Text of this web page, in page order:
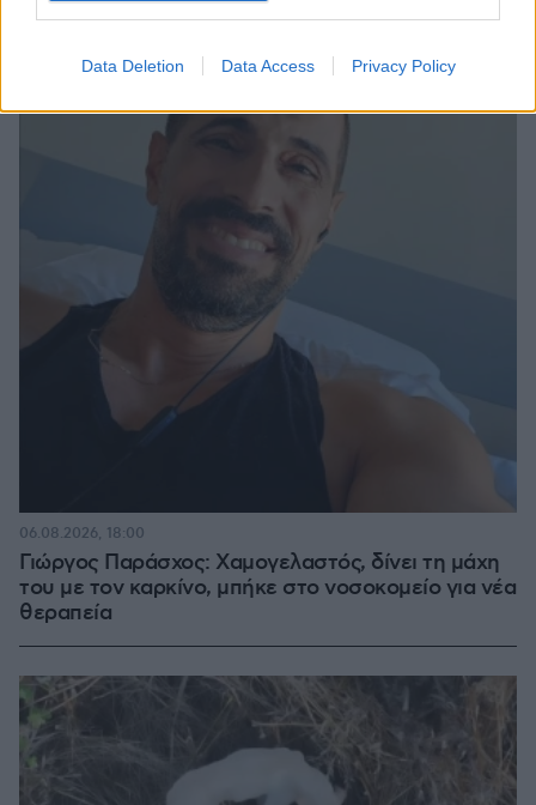
Data Deletion Data Access Privacy Policy
Γιώργος Παράσχος: Χαμογελαστός, δίνει τη μάχη
του με τον καρκίνο, μπήκε στο νοσοκομείο για νέα
θεραπεία
06.08.2026, 18:00